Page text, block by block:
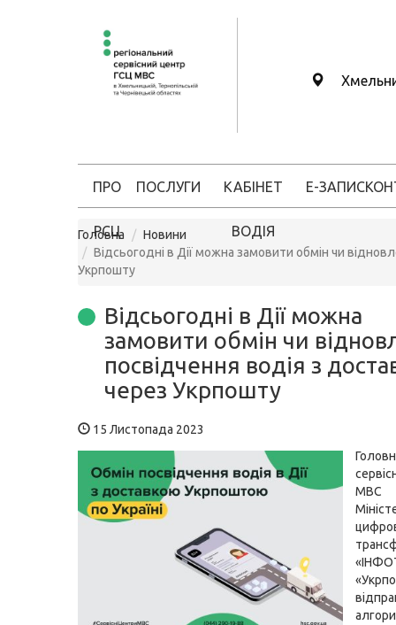
ПРО
РСЦ
ПОСЛУГИ КАБІНЕТ
ВОДІЯ
Е-ЗАПИС
Головна
Новини
Відсьогодні в Дії можна замовити обмін чи
Укрпошту
Відсьогодні в Дії можна
замовити обмін чи
посвідчення водія з
через Укрпошту
15 Листопада 2023
МВС